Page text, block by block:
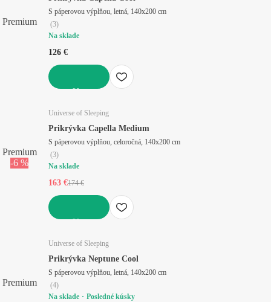
Premium
S páperovou výplňou, letná, 140x200 cm
(3)
Na sklade
126 €
Premium
-6 %
Universe of Sleeping
Prikrývka Capella Medium
S páperovou výplňou, celoročná, 140x200 cm
(3)
Na sklade
163 €174 €
Premium
Universe of Sleeping
Prikrývka Neptune Cool
S páperovou výplňou, letná, 140x200 cm
(4)
Na sklade
Posledné kúsky